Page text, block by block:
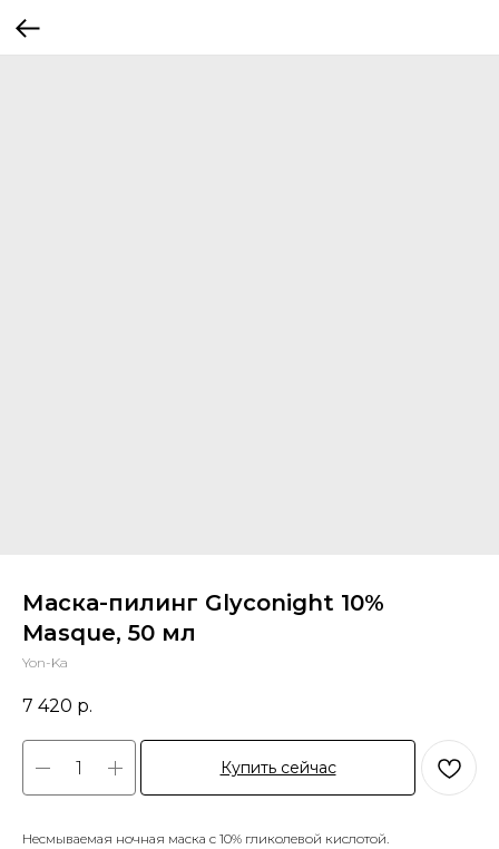
Маска-пилинг Glyconight 10%
Masque, 50 мл
Yon-Ka
7 420 р.
Купить сейчас
Несмываемая ночная маска с 10% гликолевой кислотой.